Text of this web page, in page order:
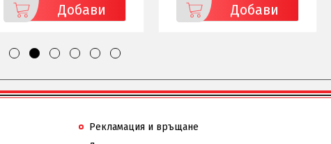
Добави Добави
Рекламация и връщане